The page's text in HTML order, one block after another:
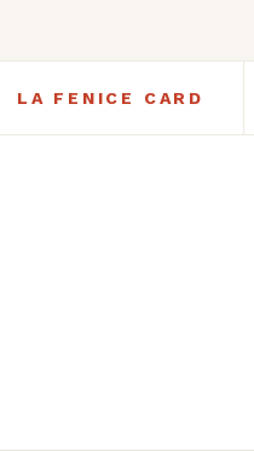
LA FENICE CARD